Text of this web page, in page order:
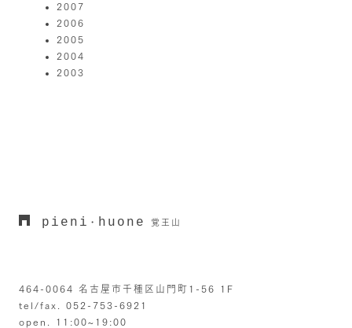
2007
2006
2005
2004
2003
pieni ・ huone 覚王山
464-0064 名古屋市千種区山門町1-56 1F
tel/fax. 052-753-6921
open. 11:00~19:00